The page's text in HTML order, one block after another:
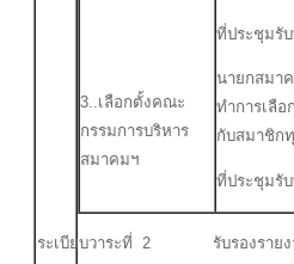
3..เลือกตั้งคณะ
กรรมการบริหาร
สมาคมฯ
ที่ประชุมรั
นายกสมา
ทำการเลื
กับสมาชิก
ที่ประชุมรั
ระเบียบวาระที่ 2 รับรองรายงา